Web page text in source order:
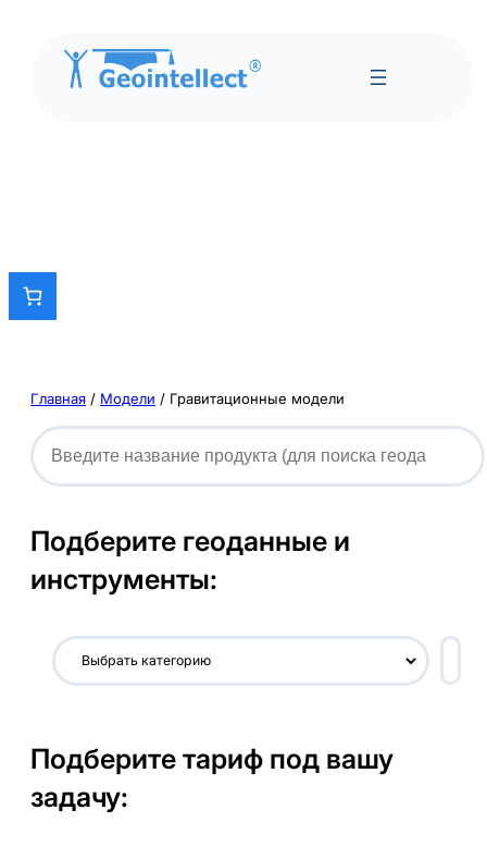
Главная / Модели / Гравитационные модели
Подберите геоданные и
инструменты:
В
ы
а
ь
Подберите тариф под вашу
задачу: